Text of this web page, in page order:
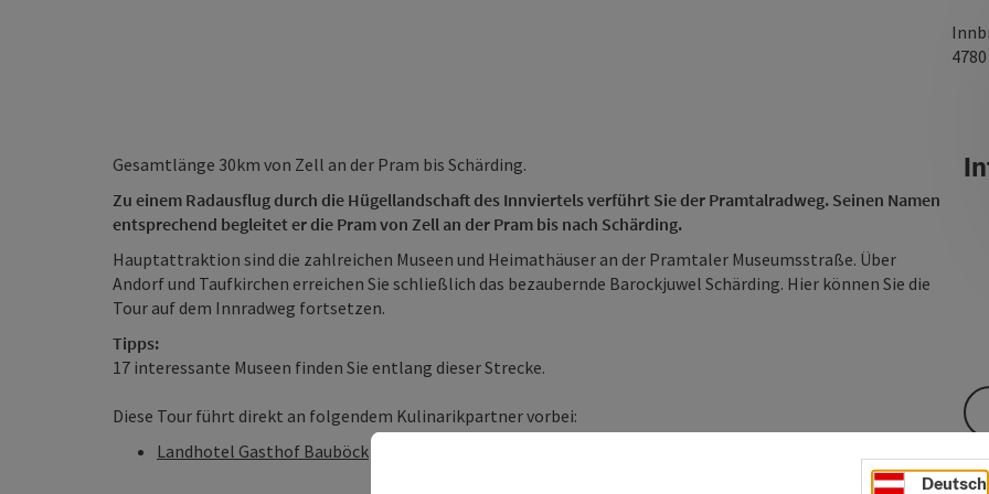
4780
Gesamtlänge 30km von Zell an der Pram bis Schärding.
Zu einem Radausflug durch die Hügellandschaft des Innviertels verführt Sie der Pramtalradweg. Seinen Namen
entsprechend begleitet er die Pram von Zell an der Pram bis nach Schärding.
Hauptattraktion sind die zahlreichen Museen und Heimathäuser an der Pramtaler Museumsstraße. Über
Andorf und Taufkirchen erreichen Sie schließlich das bezaubernde Barockjuwel Schärding. Hier können Sie die
Tour auf dem Innradweg fortsetzen.
Tipps:
17 interessante Museen finden Sie entlang dieser Strecke.
Diese Tour führt direkt an folgendem Kulinarikpartner vorbei:
Landhotel Gasthof Bauböck
Deutsch